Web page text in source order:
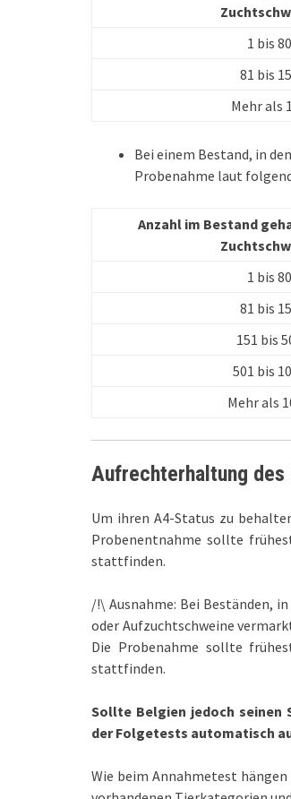
1 bis 80
81 bis
Mehr als
Bei einem Bestand, in
Probenahme laut
Anzahl im Bestand
1 bis 80
81 bis
151 bis
501 bis
Mehr als
Aufrechterhaltung
Um ihren A4-Status zu
Probenentnahme sollte
stattfinden.
/!\ Ausnahme: Bei Beständen,
oder Aufzuchtschweine
Die Probenahme sollte
stattfinden.
Sollte Belgien jedoch seinen
der Folgetests automatisch
Wie beim Annahmetest